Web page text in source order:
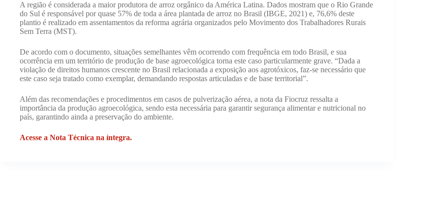
A região é considerada a maior produtora de arroz orgânico da América Latina. Dados mostram que o Rio Grande
do Sul é responsável por quase 57% de toda a área plantada de arroz no Brasil (IBGE, 2021) e, 76,6% deste
plantio é realizado em assentamentos da reforma agrária organizados pelo Movimento dos Trabalhadores Rurais
Sem Terra (MST).
De acordo com o documento, situações semelhantes vêm ocorrendo com frequência em todo Brasil, e sua
ocorrência em um território de produção de base agroecológica torna este caso particularmente grave. “Dada a
violação de direitos humanos crescente no Brasil relacionada a exposição aos agrotóxicos, faz-se necessário que
este caso seja tratado como exemplar, demandando respostas articuladas e de base territorial”.
Além das recomendações e procedimentos em casos de pulverização aérea, a nota da Fiocruz ressalta a
importância da produção agroecológica, sendo esta necessária para garantir segurança alimentar e nutricional no
país, garantindo ainda a preservação do ambiente.
Acesse a Nota Técnica na íntegra.